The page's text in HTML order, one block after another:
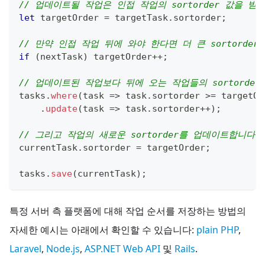
// 업데이트될 작업은 인접 작업의 sortorder 값을 받습
let targetOrder = targetTask. sortorder;
// 만약 인접 작업 뒤에 와야 한다면 더 큰 sortorder
if
(nextTask) targetOrder++;
// 업데이트된 작업보다 뒤에 오는 작업들의 sortorder
tasks .where(task => task. sortorder >=
. update(task => task. sortorder++) ;
// 그리고 작업의 새로운 sortorder를 업데이트합니다
currentTask. sortorder = targetOrder;
tasks . save(currentTask) ;
특정 서버 측 플랫폼에 대해 작업 순서를 저장하는 방법의
자세한 예시는 아래에서 확인할 수 있습니다: plain PHP,
Laravel, Node.js, ASP.NET Web API 및 Rails.